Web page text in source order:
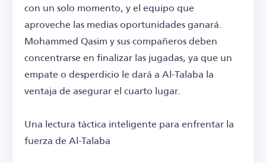
con un solo momento, y el equipo que
aproveche las medias oportunidades ganará.
Mohammed Qasim y sus compañeros deben
concentrarse en finalizar las jugadas, ya que un
empate o desperdicio le dará a Al-Talaba la
ventaja de asegurar el cuarto lugar.
Una lectura táctica inteligente para enfrentar la
fuerza de Al-Talaba